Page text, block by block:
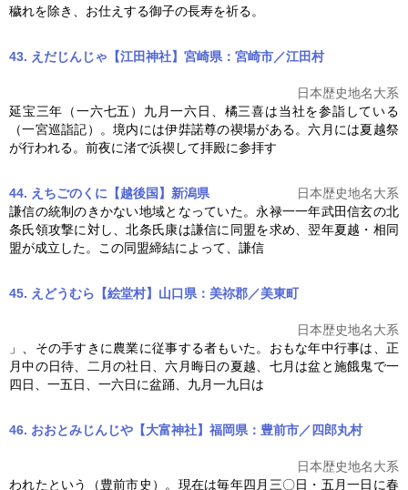
穢れを除き、お仕えする御子の長寿を祈る。
43. えだじんじゃ【江田神社】宮崎県：宮崎市／江田村
日本歴史地名大系
延宝三年（一六七五）九月一六日、橘三喜は当社を参詣している
（一宮巡詣記）。境内には伊弉諾尊の禊場がある。六月には夏越祭
が行われる。前夜に渚で浜禊して拝殿に参拝す
44. えちごのくに【越後国】新潟県
日本歴史地名大系
謙信の統制のきかない地域となっていた。永禄一一年武田信玄の北
条氏領攻撃に対し、北条氏康は謙信に同盟を求め、翌年夏越 ・相同
盟が成立した。この同盟締結によって、謙信
45. えどうむら【絵堂村】山口県：美祢郡／美東町
日本歴史地名大系
」、その手すきに農業に従事する者もいた。おもな年中行事は、正
月中の日待、二月の社日、六月晦日の夏越、七月は盆と施餓鬼で一
四日、一五日、一六日に盆踊、九月一九日は
46. おおとみじんじや【大富神社】福岡県：豊前市／四郎丸村
日本歴史地名大系
われたという（豊前市史）。現在は毎年四月三〇日・五月一日に春